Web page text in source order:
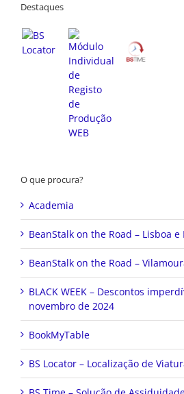
Destaques
O que procura?
Academia
BeanStalk on the Road – Lisboa e
BeanStalk on the Road –
BLACK WEEK – Descontos
novembro de 2024
BookMyTable
BS Locator – Localização de